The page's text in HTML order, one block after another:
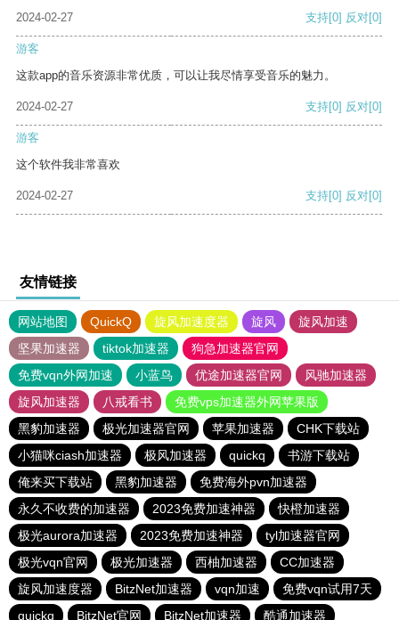
2024-02-27
支持[0] 反对[0]
游客
这款app的音乐资源非常优质，可以让我尽情享受音乐的魅力。
2024-02-27 支持[0] 反对[0]
游客
这个软件我非常喜欢
2024-02-27 支持[0] 反对[0]
友情链接
网站地图 QuickQ 旋风加速度器 旋风
旋风加速
坚果加速器
tiktok加速器
狗急加速器官网
免费vqn外网加速
小蓝鸟 优途加速器官网
风驰加速器
旋风加速器
八戒看书
免费vps加速器外网苹果版
黑豹加速器
极光加速器官网 苹果加速器
CHK下载站
小猫咪ciash加速器
极风加速器 quickq
书游下载站
俺来买下载站
黑豹加速器
免费海外pvn加速器
永久不收费的加速器
2023免费加速神器
快橙加速器
极光aurora加速器
2023免费加速神器
tyl加速器官网
极光vqn官网
极光加速器 西柚加速器
CC加速器
旋风加速度器
BitzNet加速器 vqn加速
免费vqn试用7天
quickq
BitzNet官网 BitzNet加速器 酷通加速器